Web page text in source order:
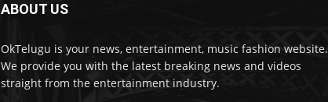
ABOUT US
OkTelugu is your news, entertainment, music fashion website.
We provide you with the latest breaking news and videos
straight from the entertainment industry.